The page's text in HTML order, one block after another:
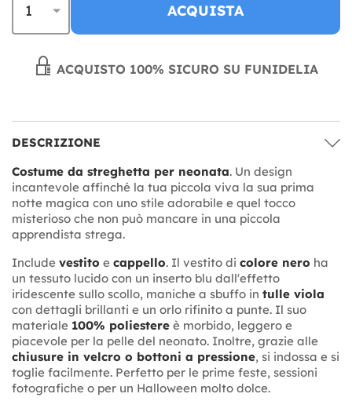
ACQUISTA
ACQUISTO 100% SICURO SU FUNIDELIA
DESCRIZIONE
Costume da streghetta per neonata. Un design
incantevole affinché la tua piccola viva la sua prima
notte magica con uno stile adorabile e quel tocco
misterioso che non può mancare in una piccola
apprendista strega.
Include vestito e cappello. Il vestito di colore nero ha
un tessuto lucido con un inserto blu dall'effetto
iridescente sullo scollo, maniche a sbuffo in tulle viola
con dettagli brillanti e un orlo rifinito a punte. Il suo
materiale 100% poliestere è morbido, leggero e
piacevole per la pelle del neonato. Inoltre, grazie alle
chiusure in velcro o bottoni a pressione, si indossa e si
toglie facilmente. Perfetto per le prime feste, sessioni
fotografiche o per un Halloween molto dolce.